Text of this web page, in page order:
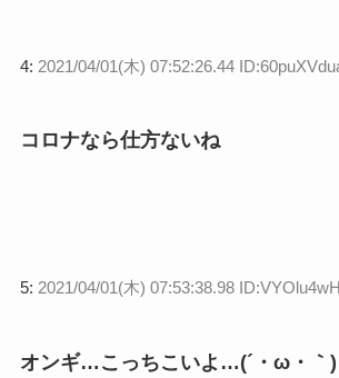
4: 2021/04/01(木) 07:52:26.44
コロナなら仕方ないね
5: 2021/04/01(木) 07:53:38.98
オンギ…こっちこいよ…(´・ω・｀)